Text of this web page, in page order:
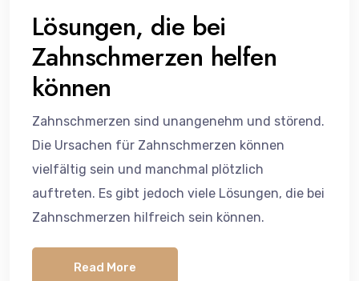
Lösungen, die bei
Zahnschmerzen helfen
können
Zahnschmerzen sind unangenehm und störend.
Die Ursachen für Zahnschmerzen können
vielfältig sein und manchmal plötzlich
auftreten. Es gibt jedoch viele Lösungen, die bei
Zahnschmerzen hilfreich sein können.
Read More